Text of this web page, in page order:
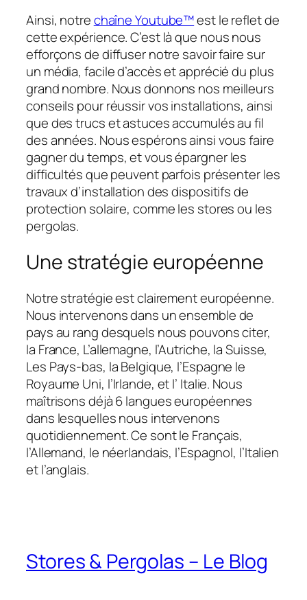
Ainsi, notrechaîne Youtube™est le reflet de
cette expérience. C’est là que nous nous
efforçons de diffuser notre savoir faire sur
un média, facile d’accès et apprécié du plus
grand nombre. Nous donnons nos meilleurs
conseils pour réussir vos installations, ainsi
que des trucs et astuces accumulés au fil
des années. Nous espérons ainsi vous faire
gagner du temps, et vous épargner les
difficultés que peuvent parfois présenter les
travaux d’installation des dispositifs de
protection solaire, comme les stores ou les
pergolas.
Une stratégie européenne
Notre stratégie est clairement européenne.
Nous intervenons dans un ensemble de
pays au rang desquels nous pouvons citer,
la France, L’allemagne, l’Autriche, la Suisse,
Les Pays-bas, la Belgique, l’Espagne le
Royaume Uni, l’Irlande, et l’ Italie. Nous
maîtrisons déjà 6 langues européennes
dans lesquelles nous intervenons
quotidiennement. Ce sont le Français,
l’Allemand, le néerlandais, l’Espagnol, l’Italien
et l’anglais.
Stores & Pergolas – Le Blog